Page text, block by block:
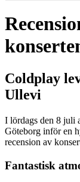
Coldplay
Ullevi
I lördags den 8 juli
Göteborg inför en
recension av
Fantastisk